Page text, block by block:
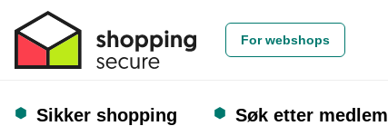
For webshops
Sikker shopping Søk etter medlem